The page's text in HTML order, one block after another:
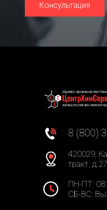
Консультация
8 (800)
420029,
тракт,
ПН-ПТ:
СБ-ВС: